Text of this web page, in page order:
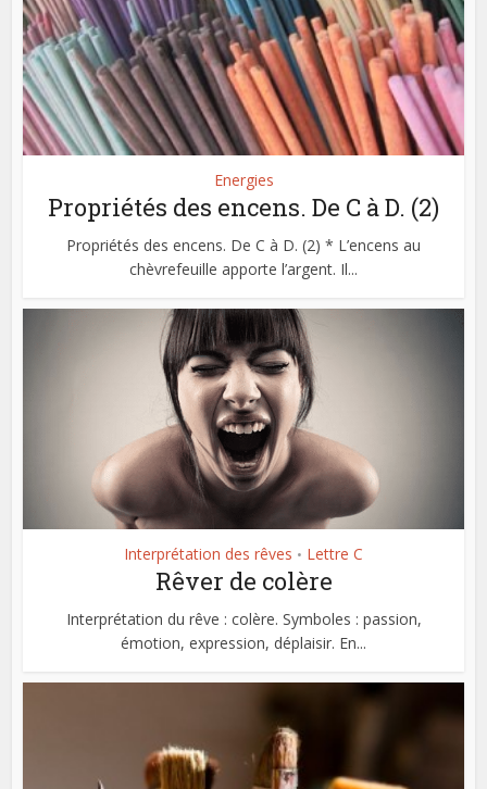
Energies
Propriétés des encens. De C à D. (2)
Propriétés des encens. De C à D. (2) * L’encens au
chèvrefeuille apporte l’argent. Il...
Interprétation des rêves • Lettre C
Rêver de colère
Interprétation du rêve : colère. Symboles : passion,
émotion, expression, déplaisir. En...